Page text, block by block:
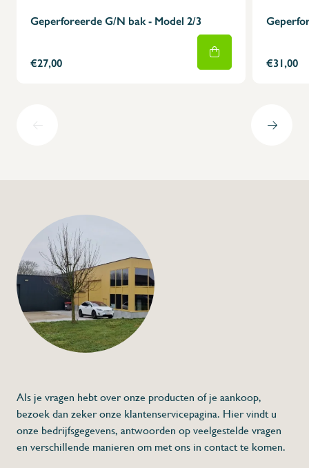
Geperforeerde G/N bak - Model 2/3
€27,00 €31,00
Als je vragen hebt over onze producten of je aankoop,
bezoek dan zeker onze klantenservicepagina. Hier vindt u
onze bedrijfsgegevens, antwoorden op veelgestelde vragen
en verschillende manieren om met ons in contact te komen.